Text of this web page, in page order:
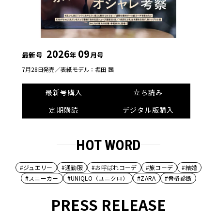
最新号 2026年 09月号
7月28日発売／表紙モデル：堀田 茜
最新号購入
立ち読み
定期購読
デジタル版購入
HOT WORD
#ジュエリー #通勤服 #お呼ばれコーデ #旅コーデ
#結婚
#スニーカー
#UNIQLO（ユニクロ） #ZARA #骨格診断
PRESS RELEASE